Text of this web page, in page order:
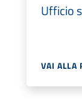
Ufficio
VAI ALLA